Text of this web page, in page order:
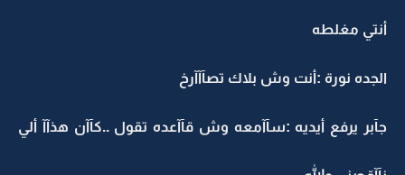
أنتي مغلطه
الجده نورة :أنت وش بلاك تصآآآرخ
جآبر يرفع أيديه :سآآمعه وش قآآعده تقول ..كآآن هذآآ ألي